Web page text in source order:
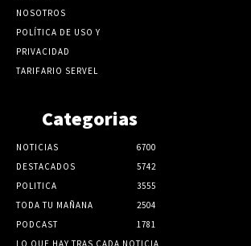
NOSOTROS
POLÍTICA DE USO Y
PRIVACIDAD
TARIFARIO SERVEL
Categorias
NOTICIAS
6700
DESTACADOS
5742
POLITICA
3555
TODA TU MAÑANA
2504
PODCAST
1781
LO QUE HAY TRAS CADA NOTICIA